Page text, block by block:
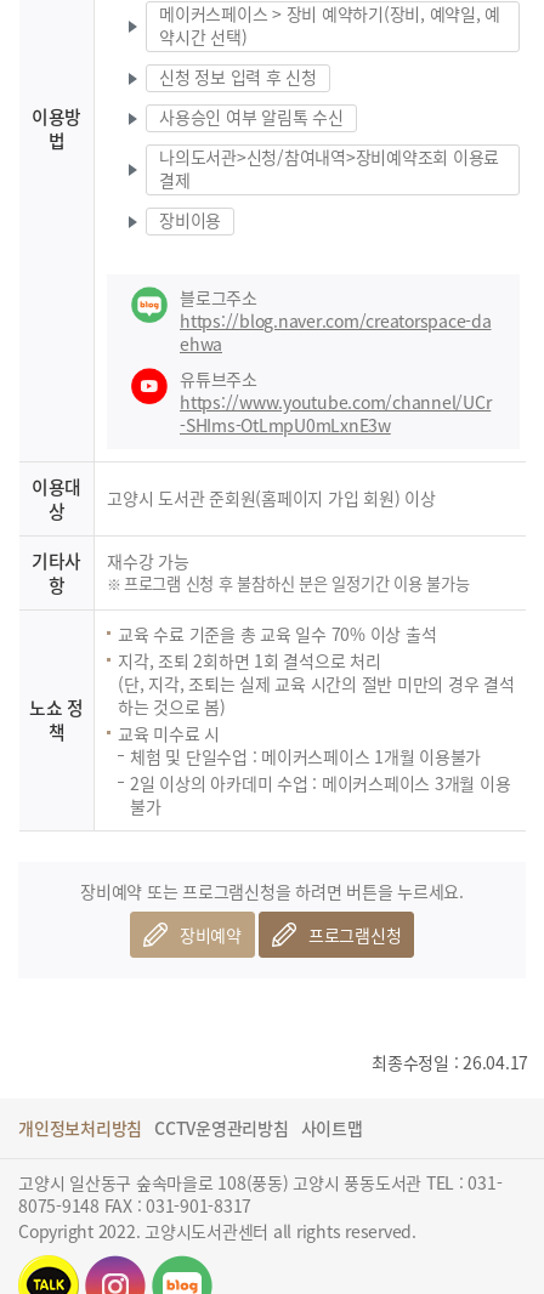
이용방
법
메이커스페이스 > 장비 예약하기(장비, 예약일, 예
약시간 선택)
신청 정보 입력 후 신청
사용승인 여부 알림톡 수신
나의도서관>신청/참여내역>장비예약조회 이용료
결제
장비이용
블로그주소
https://blog.naver.com/creatorspace-da
ehwa
유튜브주소
https://www.youtube.com/channel/UCr
-SHIms-OtLmpU0mLxnE3w
이용대
상
고양시 도서관 준회원(홈페이지 가입 회원) 이상
기타사
항
재수강 가능
프로그램 신청 후 불참하신 분은 일정기간 이용 불가능
노쇼 정
책
교육 수료 기준을 총 교육 일수 70% 이상 출석
지각, 조퇴 2회하면 1회 결석으로 처리
(단, 지각, 조퇴는 실제 교육 시간의 절반 미만의 경우 결석
하는 것으로 봄)
교육 미수료 시
체험 및 단일수업 : 메이커스페이스 1개월 이용불가
2일 이상의 아카데미 수업 : 메이커스페이스 3개월 이용
불가
장비예약 또는 프로그램신청을 하려면 버튼을 누르세요.
장비예약
프로그램신청
최종수정일 : 26.04.17
개인정보처리방침 CCTV운영관리방침 사이트맵
고양시 일산동구 숲속마을로 108(풍동) 고양시 풍동도서관 TEL : 031-
8075-9148 FAX : 031-901-8317
Copyright 2022. 고양시도서관센터 all rights reserved.